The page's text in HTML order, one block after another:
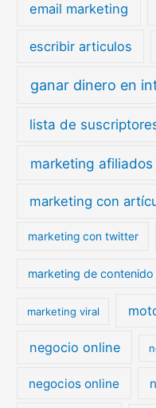
email marketing
escribir articulos
ganar dinero en
lista de
marketing afiliados
marketing con
marketing con twitter
marketing de contenido
marketing viral
negocio online
negocios online